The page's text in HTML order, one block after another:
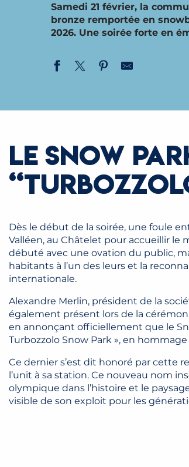
Samedi 21 février, la
bronze remportée en
2026. Une soirée forte en
LE SNOW
Dès le début de la soirée, une foule
Valléen, au Châtelet pour accueillir le
débuté avec une ovation du public,
habitants à l’un des leurs et la
internationale.
Alexandre Merlin, président de la
également présent lors de la
en annonçant officiellement que le
Turbozzolo Snow Park », en hommage
Ce dernier s’est dit honoré par cette
l’unit à sa station. Ce nouveau nom
olympique dans l’histoire et le
visible de son exploit pour les